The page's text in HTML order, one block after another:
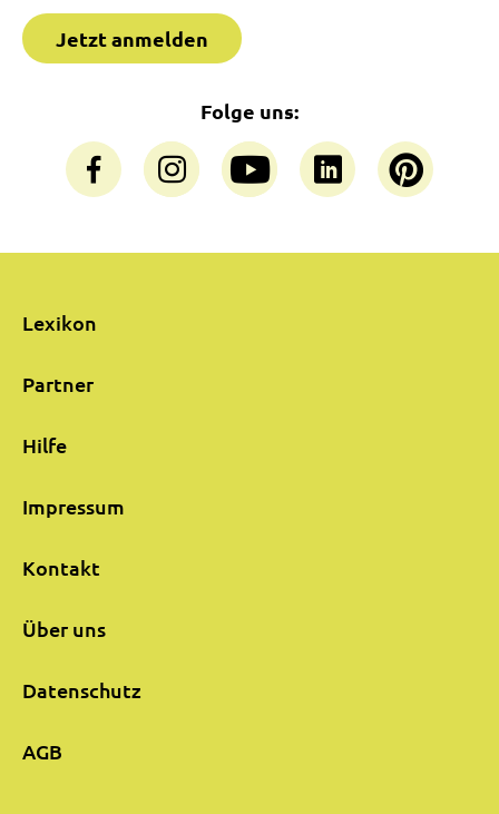
Jetzt anmelden
Folge uns:
Lexikon
Partner
Hilfe
Impressum
Kontakt
Über uns
Datenschutz
AGB